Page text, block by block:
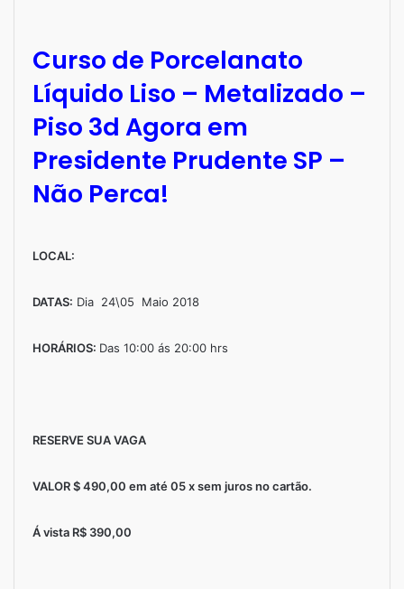
Curso de Porcelanato
Líquido Liso – Metalizado –
Piso 3d Agora em
Presidente Prudente SP –
Não Perca!
LOCAL:
DATAS: Dia 24\05 Maio 2018
HORÁRIOS: Das 10:00 ás 20:00 hrs
RESERVE SUA VAGA
VALOR $ 490,00 em até 05 x sem juros no cartão.
Á vista R$ 390,00